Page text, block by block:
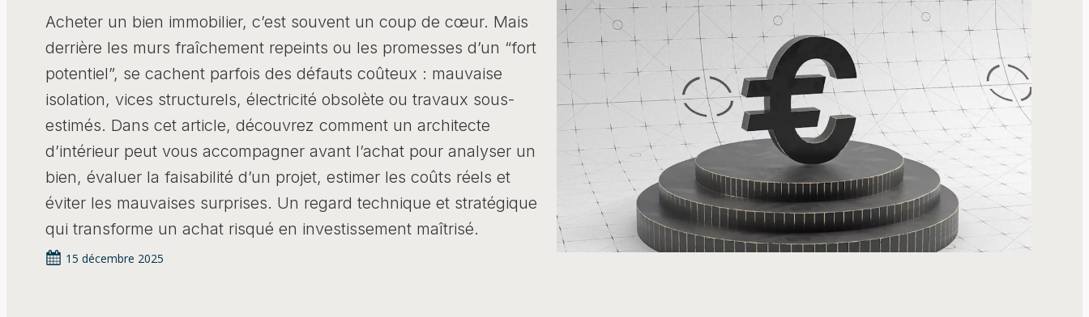
Acheter un bien immobilier, c’est souvent un coup de cœur. Mais
derrière les murs fraîchement repeints ou les promesses d’un “fort
potentiel”, se cachent parfois des défauts coûteux : mauvaise
isolation, vices structurels, électricité obsolète ou travaux sous-
estimés. Dans cet article, découvrez comment un architecte
d’intérieur peut vous accompagner avant l’achat pour analyser un
bien, évaluer la faisabilité d’un projet, estimer les coûts réels et
éviter les mauvaises surprises. Un regard technique et stratégique
qui transforme un achat risqué en investissement maîtrisé.
15 décembre 2025